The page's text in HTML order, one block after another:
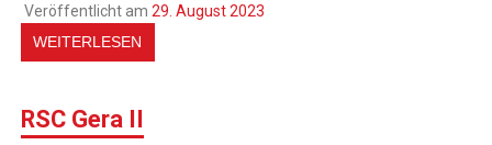
Veröffentlicht am 29. August 2023
WEITERLESEN
RSC Gera II